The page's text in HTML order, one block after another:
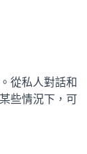
從私人對話和
些情況下，可